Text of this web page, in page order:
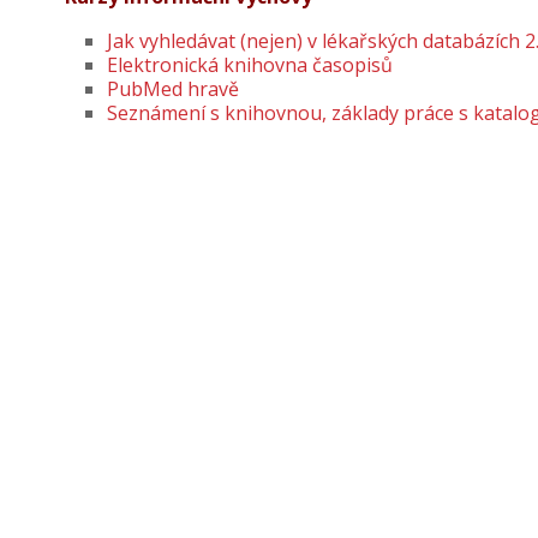
Jak vyhledávat (nejen) v lékařských databázích
Elektronická knihovna časopisů
PubMed hravě
Seznámení s knihovnou, základy práce s